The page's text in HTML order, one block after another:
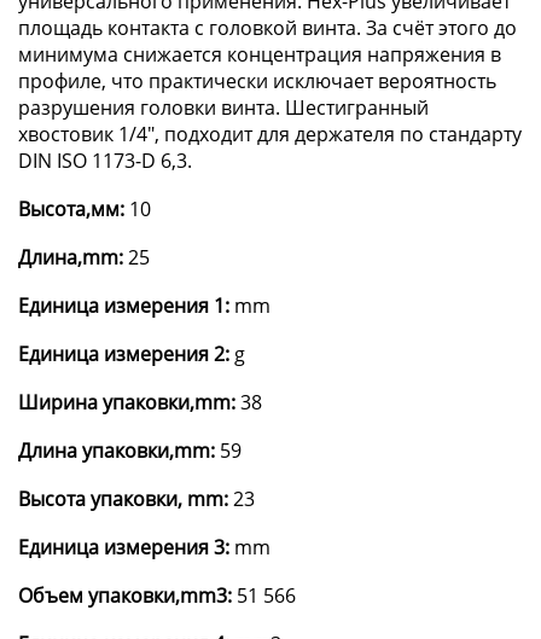
площадь контакта с головкой винта. За счёт этого до
минимума снижается концентрация напряжения в
профиле, что практически исключает вероятность
разрушения головки винта. Шестигранный
хвостовик 1/4", подходит для держателя по стандарту
DIN ISO 1173-D 6,3.
Высота,мм: 10
Длина,mm:25
Единица измерения 1: mm
Единица измерения 2: g
Ширина упаковки,mm:38
Длина упаковки,mm: 59
Высота упаковки, mm:23
Единица измерения 3: mm
Объем упаковки,mm3: 51 566